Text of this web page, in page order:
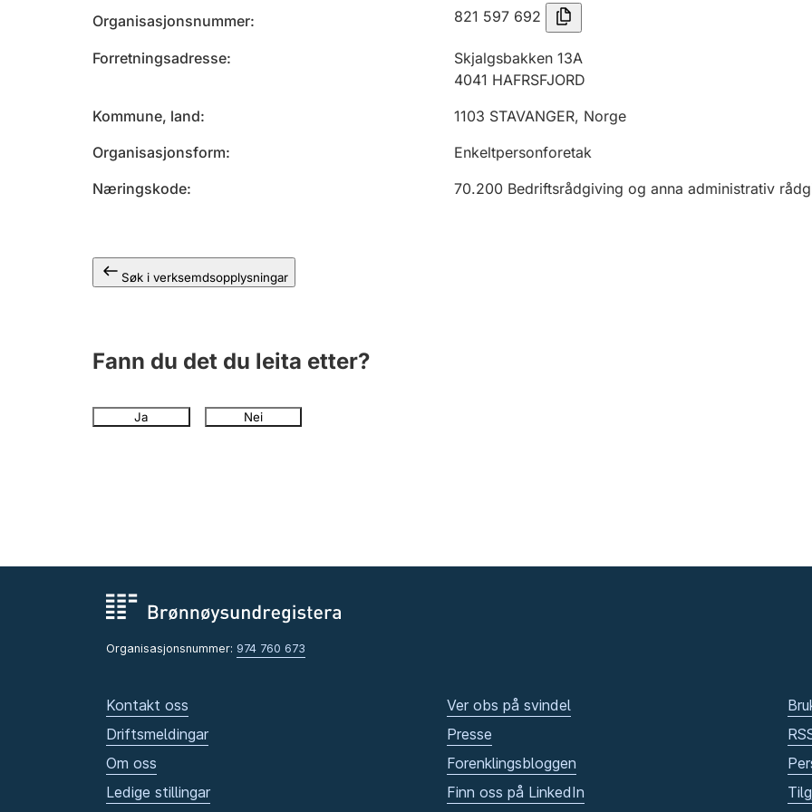
Organisasjonsnummer 821 597 692
Forretningsadresse
Skjalgsbakken 13A
4041 HAFRSFJORD
Kommune, land
1103 STAVANGER, Norge
Organisasjonsform
Enkeltpersonforetak
Næringskode
70.200 Bedriftsrådgiving og anna administrativ
Søk i verksemdsopplysningar
Fann du det du leita etter?
Ja Nei
Organisasjonsnummer: 974 760 673
Kontakt oss
Driftsmeldingar
Om oss
Ledige stillingar
Ver obs på svindel
Presse
Forenklingsbloggen
Finn oss på LinkedIn